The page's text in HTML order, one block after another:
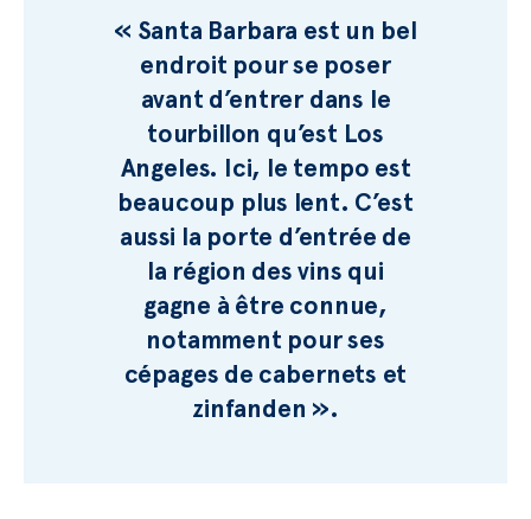
« Santa Barbara est un bel
endroit pour se poser
avant d’entrer dans le
tourbillon qu’est Los
Angeles. Ici, le tempo est
beaucoup plus lent. C’est
aussi la porte d’entrée de
la région des vins qui
gagne à être connue,
notamment pour ses
cépages de cabernets et
zinfanden ».